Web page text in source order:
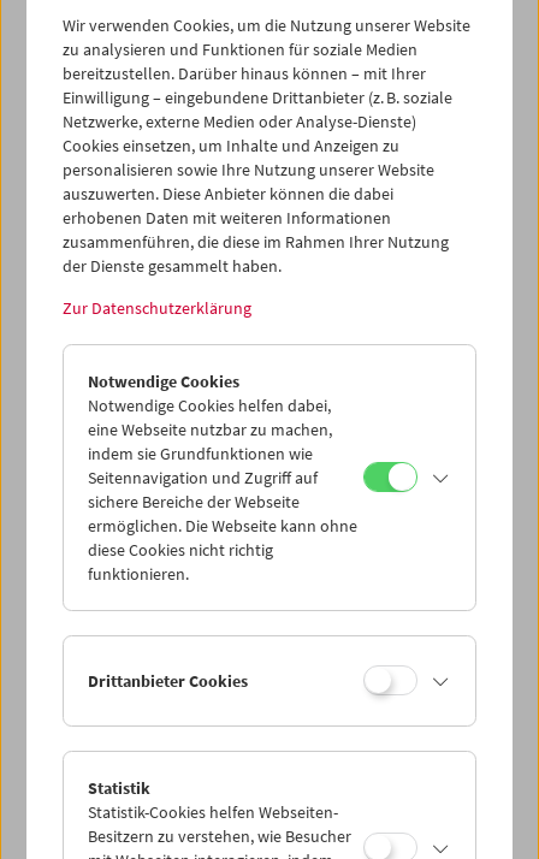
Wir verwenden Cookies, um die Nutzung unserer Website
zu analysieren und Funktionen für soziale Medien
bereitzustellen. Darüber hinaus können – mit Ihrer
Einwilligung – eingebundene Drittanbieter (z. B. soziale
Netzwerke, externe Medien oder Analyse-Dienste)
Cookies einsetzen, um Inhalte und Anzeigen zu
personalisieren sowie Ihre Nutzung unserer Website
auszuwerten. Diese Anbieter können die dabei
erhobenen Daten mit weiteren Informationen
zusammenführen, die diese im Rahmen Ihrer Nutzung
der Dienste gesammelt haben.
Zur Datenschutzerklärung
Notwendige Cookies
Notwendige Cookies helfen dabei,
eine Webseite nutzbar zu machen,
indem sie Grundfunktionen wie
Seitennavigation und Zugriff auf
sichere Bereiche der Webseite
ermöglichen. Die Webseite kann ohne
diese Cookies nicht richtig
funktionieren.
Drittanbieter Cookies
Statistik
Statistik-Cookies helfen Webseiten-
Besitzern zu verstehen, wie Besucher